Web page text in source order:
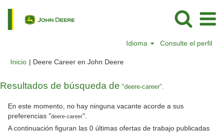
Idioma Consulte el perfil
Inicio | Deere Career en John Deere(página
Resultados de búsqueda de "deere-career".
En este momento, no hay ninguna vacante acorde a sus
preferencias "deere-career".
A continuación figuran las 0 últimas ofertas de trabajo publicadas